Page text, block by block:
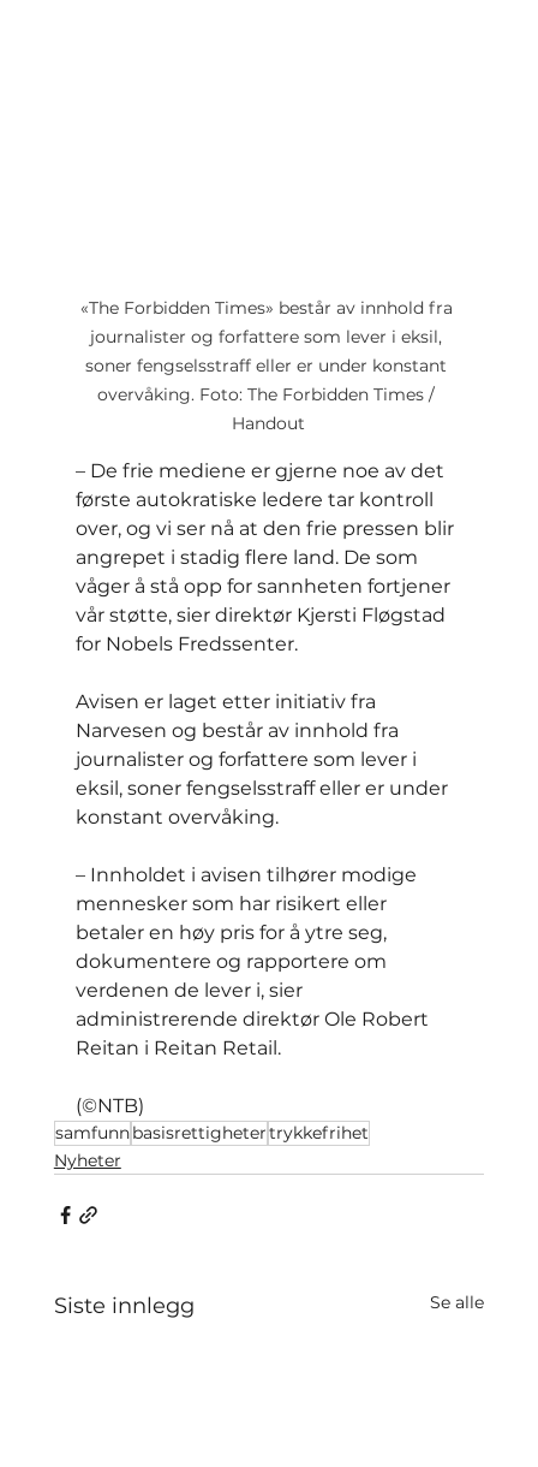
«The Forbidden Times» består av innhold fra
journalister og forfattere som lever i eksil,
soner fengselsstraff eller er under konstant
overvåking. Foto: The Forbidden Times /
Handout
– De frie mediene er gjerne noe av det
første autokratiske ledere tar kontroll
over, og vi ser nå at den frie pressen blir
angrepet i stadig flere land. De som
våger å stå opp for sannheten fortjener
vår støtte, sier direktør Kjersti Fløgstad
for Nobels Fredssenter.
Avisen er laget etter initiativ fra
Narvesen og består av innhold fra
journalister og forfattere som lever i
eksil, soner fengselsstraff eller er under
konstant overvåking.
– Innholdet i avisen tilhører modige
mennesker som har risikert eller
betaler en høy pris for å ytre seg,
dokumentere og rapportere om
verdenen de lever i, sier
administrerende direktør Ole Robert
Reitan i Reitan Retail.
(©NTB)
samfunnbasisrettighetertrykkefrihet
Nyheter
Siste innlegg Se alle